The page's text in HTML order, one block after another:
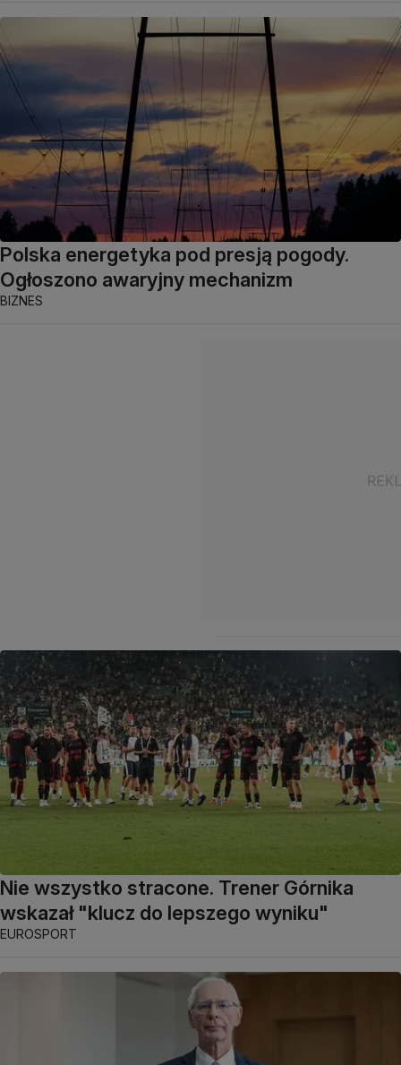
Polska energetyka pod presją pogody.
Ogłoszono awaryjny mechanizm
BIZNES
Nie wszystko stracone. Trener Górnika
wskazał "klucz do lepszego wyniku"
EUROSPORT